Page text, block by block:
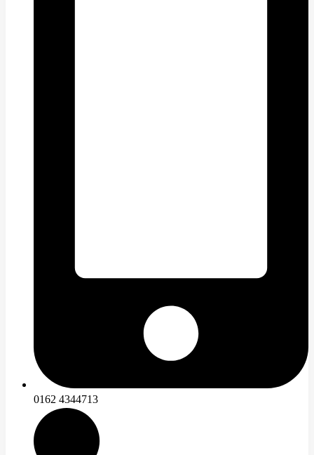
0162 4344713